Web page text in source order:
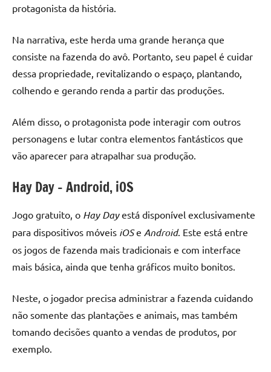
protagonista da história.
Na narrativa, este herda uma grande herança que
consiste na fazenda do avô. Portanto, seu papel é cuidar
dessa propriedade, revitalizando o espaço, plantando,
colhendo e gerando renda a partir das produções.
Além disso, o protagonista pode interagir com outros
personagens e lutar contra elementos fantásticos que
vão aparecer para atrapalhar sua produção.
Hay Day – Android, iOS
Jogo gratuito, o Hay Dayestá disponível exclusivamente
para dispositivos móveis iOSe Android. Este está entre
os jogos de fazenda mais tradicionais e com interface
mais básica, ainda que tenha gráficos muito bonitos.
Neste, o jogador precisa administrar a fazenda cuidando
não somente das plantações e animais, mas também
tomando decisões quanto a vendas de produtos, por
exemplo.